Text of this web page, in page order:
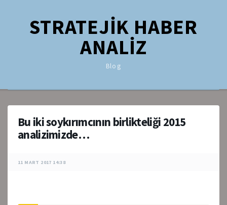
STRATEJİK HABER
ANALİZ
Blog
Bu iki soykırımcının birlikteliği 2015
analizimizde…
11 MART 2017 14:38